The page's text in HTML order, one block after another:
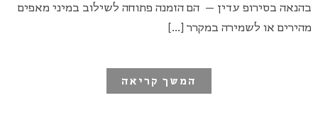
בהנאה בסירופ עדין – הם הזמנה פתוחה לשילוב במיני מאפים
מהירים או לשמירה במקרר […]
המשך קריאה